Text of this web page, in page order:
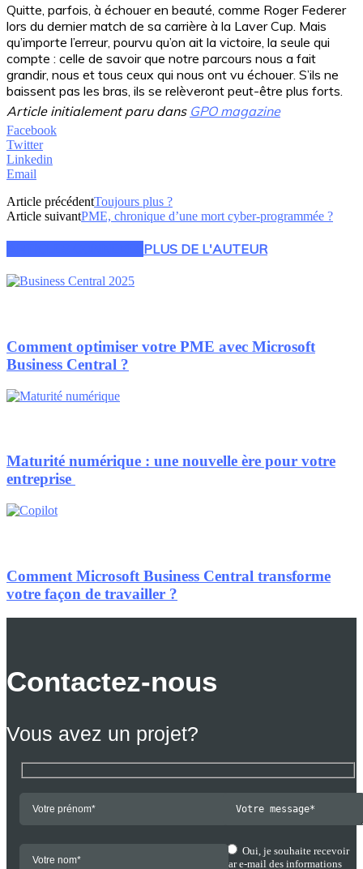
Quitte, parfois, à échouer en beauté, comme Roger Federer
lors du dernier match de sa carrière à la Laver Cup. Mais
qu’importe l’erreur, pourvu qu’on ait la victoire, la seule qui
compte : celle de savoir que notre parcours nous a fait
grandir, nous et tous ceux qui nous ont vu échouer. S’ils ne
baissent pas les bras, ils se relèveront peut-être plus forts.
Article initialement paru dans GPO magazine
Facebook
Twitter
Linkedin
Email
Article précédentToujours plus ?
Article suivantPME, chronique d’une mort cyber-programmée ?
PLUS DE L'AUTEUR
Comment optimiser votre PME avec Microsoft
Business Central ?
Maturité numérique : une nouvelle ère pour votre
entreprise
Comment Microsoft Business Central transforme
votre façon de travailler ?
Contactez-nous
Vous avez un projet?
Oui, je souhaite recevoir
par e-mail des informations